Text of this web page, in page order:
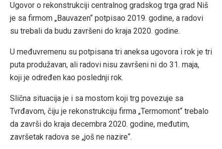
Ugovor o rekonstrukciji centralnog gradskog trga grad Niš
je sa firmom „Bauvazen“ potpisao 2019. godine, a radovi
su trebali da budu završeni do kraja 2020. godine.
U međuvremenu su potpisana tri aneksa ugovora i rok je tri
puta produžavan, ali radovi nisu završeni ni do 31. maja,
koji je određen kao poslednji rok.
Slična situacija je i sa mostom koji trg povezuje sa
Tvrđavom, čiju je rekonstrukciju firma „Termomont“ trebalo
da završi do kraja decembra 2020. godine, međutim,
završetak radova se „još ne nazire“.